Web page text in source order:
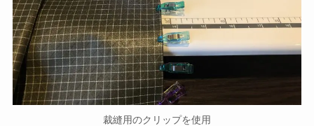
裁縫用のクリップを使用